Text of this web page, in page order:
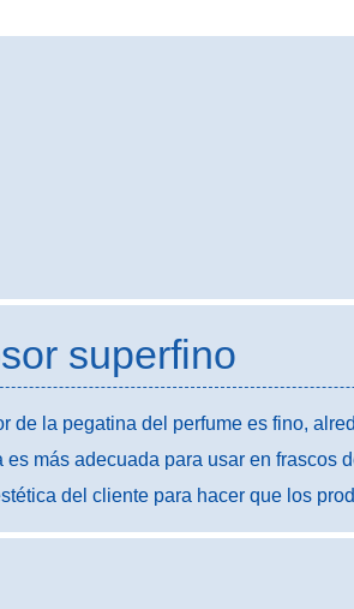
superfino
de la pegatina del perfume es fino,
es más adecuada para usar en frascos
del cliente para hacer que los